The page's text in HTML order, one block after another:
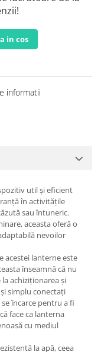
in cos
informatii
util și eficient
în activitățile
sau întuneric.
aceasta oferă o
nevoilor
acestei lanterne este
înseamnă că nu
achiziționarea și
simplu conectați
încarce pentru a fi
face ca lanterna
cu mediul
la apă, ceea